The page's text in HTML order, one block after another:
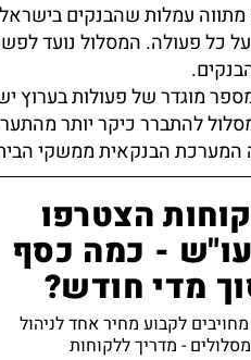
מתווה עמלות שהבנקים
כל פעולה. המסלול נועד
מוגדר של פעולות בערוץ
להתברר כיקר יותר
המערכת הבנקאית ממשקי
לקוחות הצטרפו
- כמה כסף
מדי חודש?
לקבוע מחיר אחד לניהול
- מדריך ללקוחות